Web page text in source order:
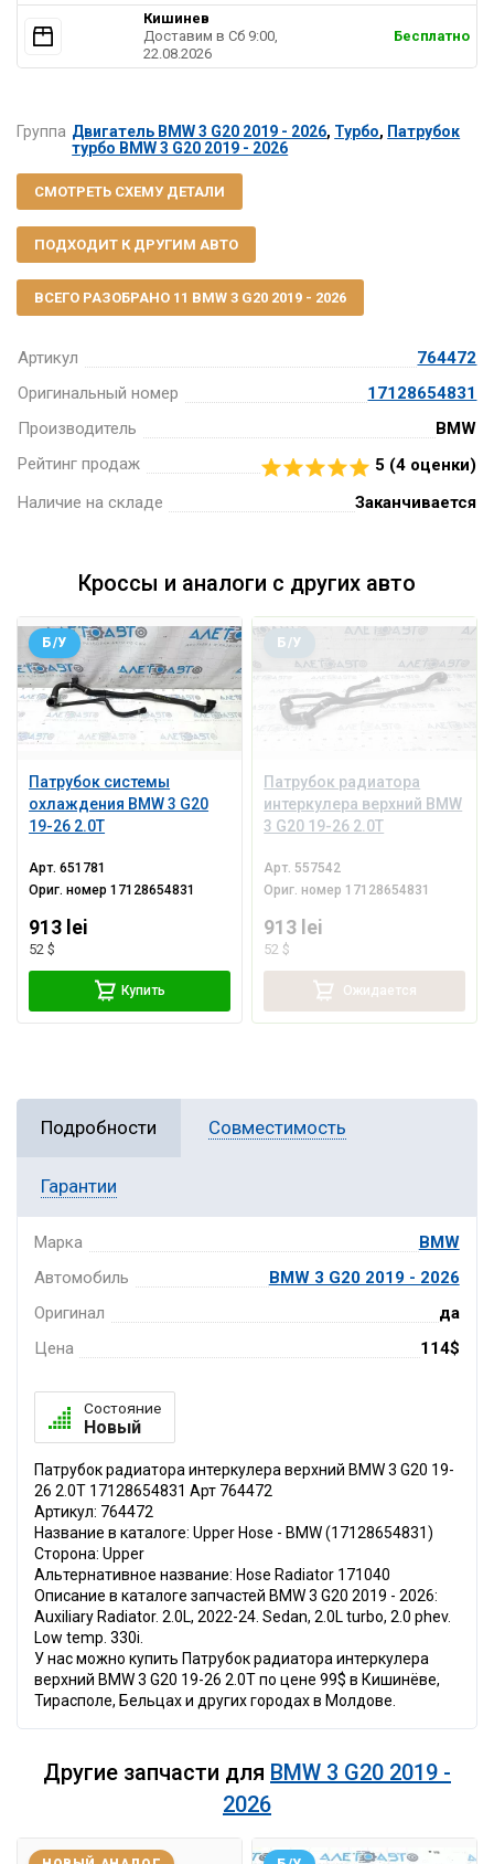
Артикул
764472
Оригинальный номер
17128654831
Производитель
BMW
Рейтинг продаж
5 (4 оценки)
Наличие на складе
Заканчивается
Кишинев
Доставим в Cб 9:00,
22.08.2026
Бесплатно
Группа Двигатель BMW 3 G20 2019 - 2026, Турбо, Патрубок
турбо BMW 3 G20 2019 - 2026
СМОТРЕТЬ СХЕМУ ДЕТАЛИ
ПОДХОДИТ К ДРУГИМ АВТО
ВСЕГО РАЗОБРАНО 11 BMW 3 G20 2019 - 2026
Кроссы и аналоги с других авто
Патрубок системы
охлаждения BMW 3 G20
19-26 2.0T
Б/У
Арт.651781
Ориг. номер17128654831
913 lei
52 $
Купить
Патрубок радиатора
интеркулера верхний BMW
3 G20 19-26 2.0T
Б/У
Арт. 557542
Ориг. номер 17128654831
913 lei
52 $
Ожидается
Подробности Совместимость
Гарантии
Марка
BMW
Автомобиль
BMW 3 G20 2019 - 2026
Оригинал
да
Цена
114$
Состояние
Новый
Патрубок радиатора интеркулера верхний BMW 3 G20 19-
26 2.0T 17128654831 Арт 764472
Артикул: 764472
Название в каталоге: Upper Hose - BMW (17128654831)
Сторона: Upper
Альтернативное название: Hose Radiator 171040
Описание в каталоге запчастей BMW 3 G20 2019 - 2026:
Auxiliary Radiator. 2.0L, 2022-24. Sedan, 2.0L turbo, 2.0 phev.
Low temp. 330i.
У нас можно купить Патрубок радиатора интеркулера
верхний BMW 3 G20 19-26 2.0T по цене 99$ в Кишинёве,
Тирасполе, Бельцах и других городах в Молдове.
Другие запчасти для BMW 3 G20 2019 -
2026